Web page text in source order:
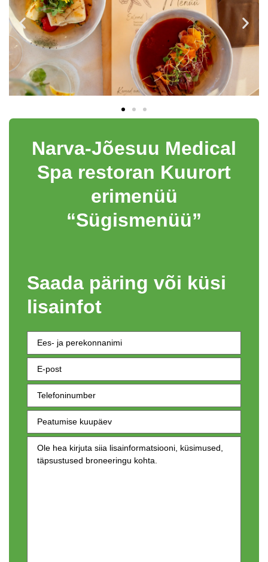
Narva-Jõesuu Medical
Spa restoran Kuurort
erimenüü
“Sügismenüü”
Saada päring või küsi
lisainfot